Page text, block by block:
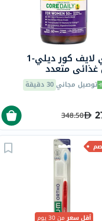
كانتري لايف كور ديلي-1
متعدد
الفيتامينات للنساء +50 سنة،
قرص
توصيل مجاني30 دقيقة
348.50
أقل سعرمن 30 يوم